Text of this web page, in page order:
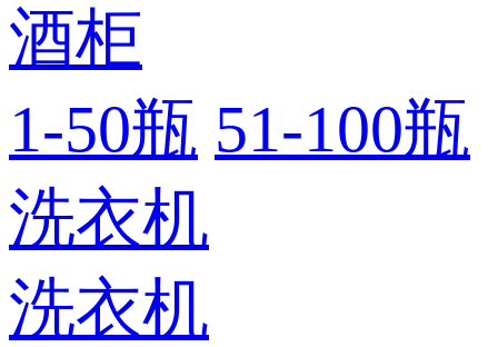
酒柜
1-50瓶 51-100瓶
洗衣机
洗衣机